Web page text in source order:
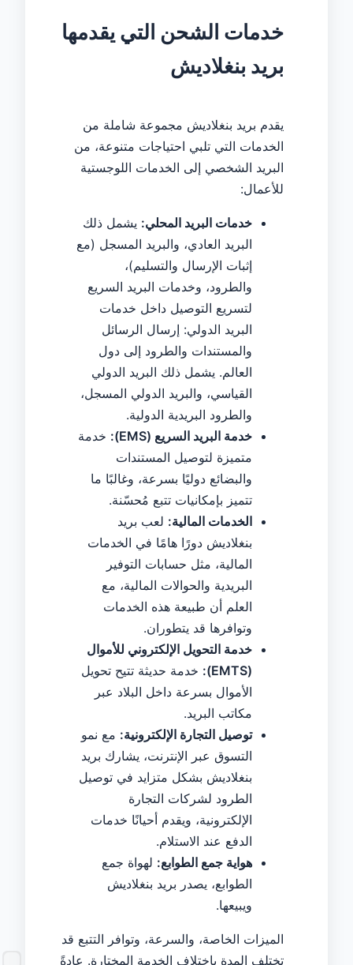
خدمات الشحن التي يقدمها
بريد بنغلاديش
يقدم بريد بنغلاديش مجموعة شاملة من
الخدمات التي تلبي احتياجات متنوعة، من
البريد الشخصي إلى الخدمات اللوجستية
للأعمال:
خدمات البريد المحلي: يشمل ذلك
البريد العادي، والبريد المسجل (مع
إثبات الإرسال والتسليم)،
والطرود، وخدمات البريد السريع
لتسريع التوصيل داخل خدمات
البريد الدولي: إرسال الرسائل
والمستندات والطرود إلى دول
العالم. يشمل ذلك البريد الدولي
القياسي، والبريد الدولي المسجل،
والطرود البريدية الدولية.
خدمة البريد السريع (EMS):
خدمة
متميزة لتوصيل المستندات
والبضائع دوليًا بسرعة، وغالبًا ما
تتميز بإمكانيات تتبع مُحسّنة.
الخدمات المالية: لعب بريد
بنغلاديش دورًا هامًا في الخدمات
المالية، مثل حسابات التوفير
البريدية والحوالات المالية، مع
العلم أن طبيعة هذه الخدمات
وتوافرها قد يتطوران.
خدمة التحويل الإلكتروني للأموال
(EMTS):
خدمة حديثة تتيح تحويل
الأموال بسرعة داخل البلاد عبر
مكاتب البريد.
توصيل التجارة الإلكترونية: مع نمو
التسوق عبر الإنترنت، يشارك بريد
بنغلاديش بشكل متزايد في توصيل
الطرود لشركات التجارة
الإلكترونية، ويقدم أحيانًا خدمات
الدفع عند الاستلام.
هواية جمع الطوابع: لهواة جمع
الطوابع، يصدر بريد بنغلاديش
ويبيعها.
الميزات الخاصة، والسرعة، وتوافر التتبع قد
تختلف المدة باختلاف الخدمة المختارة. عادةً